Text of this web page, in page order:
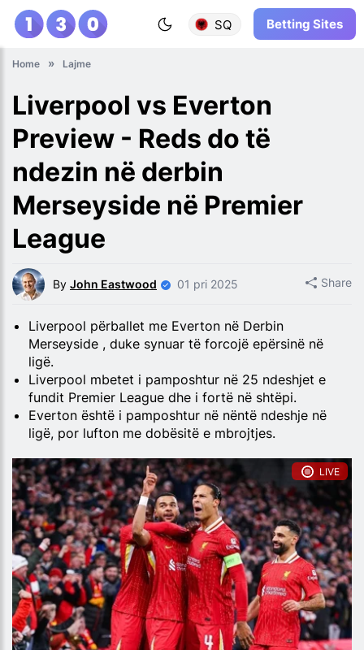
SQ Betting Sites
Home Lajme
Liverpool vs Everton
Preview - Reds do të
ndezin në derbin
Merseyside në Premier
League
By John Eastwood 01 pri 2025 Share
Liverpool përballet me Everton në Derbin
Merseyside , duke synuar të forcojë epërsinë në
ligë.
Liverpool mbetet i pamposhtur në 25 ndeshjet e
fundit Premier League dhe i fortë në shtëpi.
Everton është i pamposhtur në nëntë ndeshje në
ligë, por lufton me dobësitë e mbrojtjes.
LIVE